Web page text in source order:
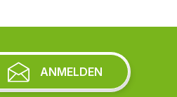
ANMELDEN